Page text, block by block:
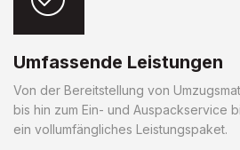
Umfassende Leistungen
Von der Bereitstellung von
bis hin zum Ein- und Auspackservice
ein vollumfängliches Leistungspaket.